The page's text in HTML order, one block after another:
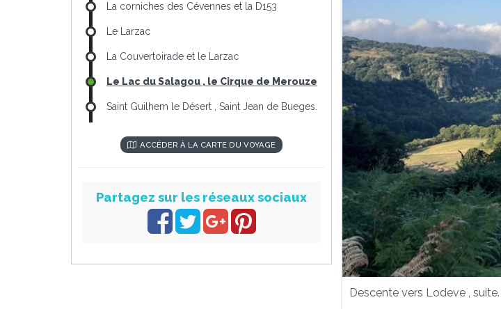
Descente vers Lodeve , suite.
La corniches des Cévennes et la D153
Le Larzac
La Couvertoirade et le Larzac
Le Lac du Salagou , le Cirque de Merouze
Saint Guilhem le Désert , Saint Jean de Bueges.
ACCÉDER À LA CARTE DU VOYAGE
Partagez sur les réseaux sociaux